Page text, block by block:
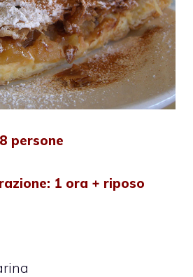
persone
1 ora + riposo